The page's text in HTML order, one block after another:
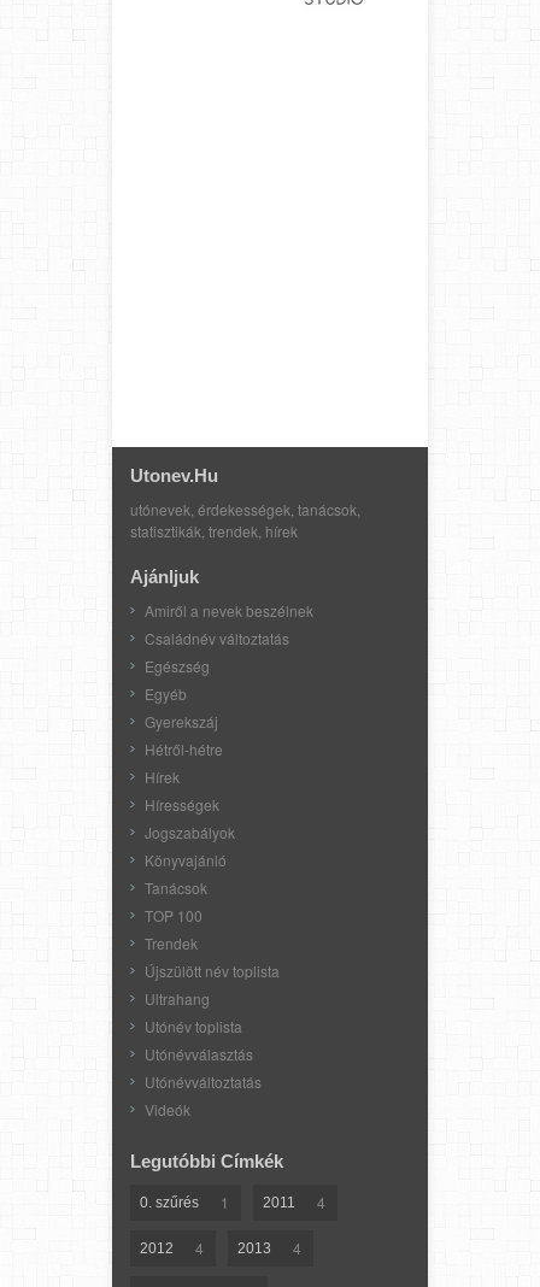
Utonev.hu
utónevek, érdekességek, tanácsok,
statisztikák, trendek, hírek
Ajánljuk
Amiről a nevek beszélnek
Családnév változtatás
Egészség
Egyéb
Gyerekszáj
Hétről-hétre
Hírek
Hírességek
Jogszabályok
Könyvajánló
Tanácsok
TOP 100
Trendek
Újszülött név toplista
Ultrahang
Utónév toplista
Utónévválasztás
Utónévváltoztatás
Videók
Legutóbbi Címkék
0. szűrés 1 2011 4
2012 4 2013 4